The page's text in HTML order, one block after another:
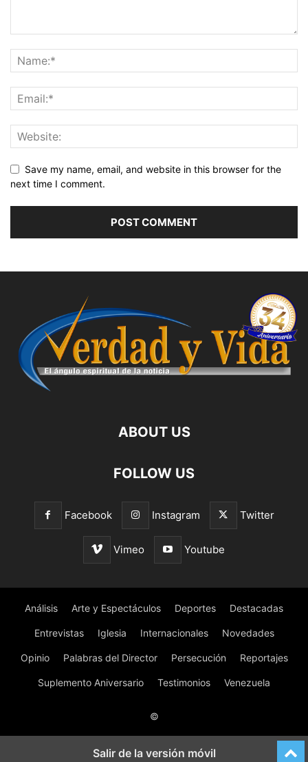
Save my name, email, and website in this browser for the
next time I comment.
ABOUT US
FOLLOW US
Facebook Instagram Twitter
Vimeo Youtube
Análisis Arte y Espectáculos Deportes Destacadas
Entrevistas Iglesia Internacionales Novedades
Opinio Palabras del Director Persecución Reportajes
Suplemento Aniversario Testimonios Venezuela
©
Salir de la versión móvil